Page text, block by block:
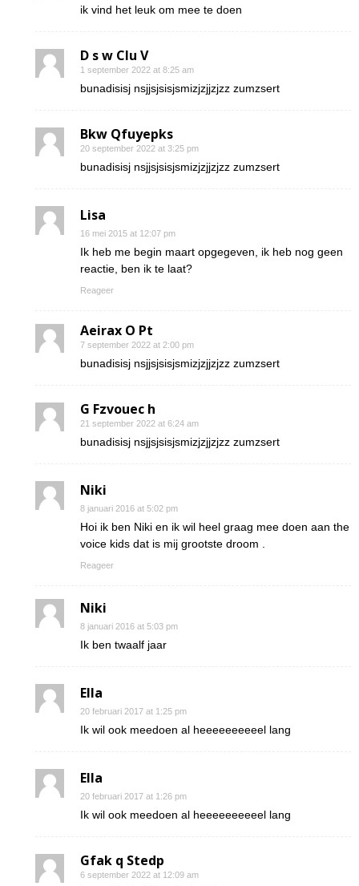
ik vind het leuk om mee te doen
D s w Clu V
1 september 2022 at 8:25 am
bunadisisj nsjjsjsisjsmizjzjjzjzz zumzsert
Bkw Qfuyepks
20 september 2022 at 3:25 pm
bunadisisj nsjjsjsisjsmizjzjjzjzz zumzsert
Lisa
16 mei 2015 at 12:07 pm
Ik heb me begin maart opgegeven, ik heb nog geen
reactie, ben ik te laat?
Reageer
Aeirax O Pt
7 september 2022 at 2:00 pm
bunadisisj nsjjsjsisjsmizjzjjzjzz zumzsert
G Fzvouec h
21 september 2022 at 6:24 am
bunadisisj nsjjsjsisjsmizjzjjzjzz zumzsert
Niki
8 januari 2016 at 5:02 pm
Hoi ik ben Niki en ik wil heel graag mee doen aan the
voice kids dat is mij grootste droom .
Reageer
Niki
8 januari 2016 at 5:03 pm
Ik ben twaalf jaar
Ella
20 februari 2017 at 1:25 pm
Ik wil ook meedoen al heeeeeeeeeel lang
Ella
20 februari 2017 at 1:26 pm
Ik wil ook meedoen al heeeeeeeeeel lang
Gfak q Stedp
6 september 2022 at 12:09 am